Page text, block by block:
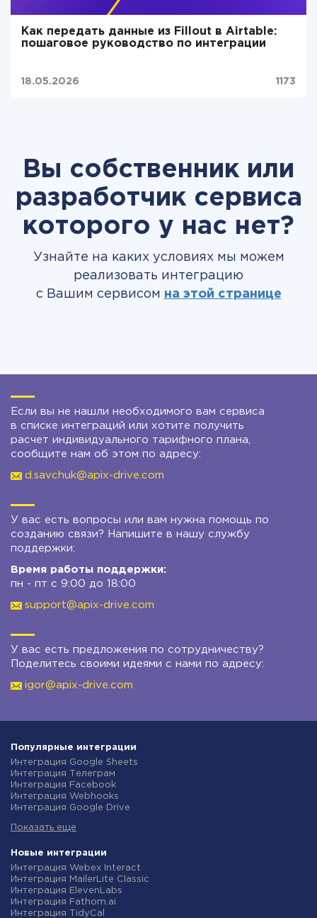
Как передать данные из Fillout в Airtable:
пошаговое руководство по интеграции
18.05.2026 1173
Вы собственник или
разработчик сервиса
которого у нас нет?
Узнайте на каких условиях мы можем
реализовать интеграцию
с Вашим сервисом на этой странице
Если вы не нашли необходимого вам сервиса
в списке интеграций или хотите получить
расчет индивидуального тарифного плана,
сообщите нам об этом по адресу:
d.savchuk@apix-drive.com
У вас есть вопросы или вам нужна помощь по
созданию связи? Напишите в нашу службу
поддержки:
Время работы поддержки:
пн - пт с 9:00 до 18:00
support@apix-drive.com
У вас есть предложения по сотрудничеству?
Поделитесь своими идеями с нами по адресу:
igor@apix-drive.com
Популярные интеграции
Интеграция Google Sheets
Интеграция Телеграм
Интеграция Facebook
Интеграция Webhooks
Интеграция Google Drive
Интеграция Gmail
Интеграция Новая Почта
Интеграция Binotel
Интеграция OpenAI (ChatGPT)
Интеграция Prom
Интеграция Приват24
Интеграция OLX
Показать еще
Новые интеграции
Интеграция Webex Interact
Интеграция MailerLite Classic
Интеграция ElevenLabs
Интеграция Fathom.ai
Интеграция TidyCal